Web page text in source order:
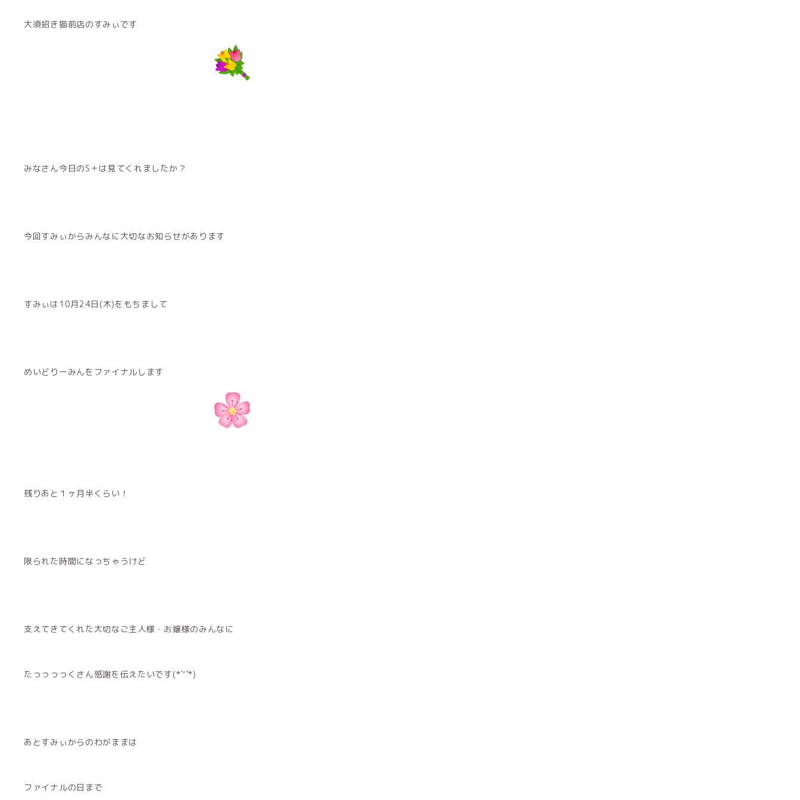
大須招き猫前店のすみぃです
みなさん今日のS＋は見てくれましたか？
今回すみぃからみんなに大切なお知らせがあります
すみぃは10月24日(木)をもちまして
めいどりーみんをファイナルします
残りあと１ヶ月半くらい！
限られた時間になっちゃうけど
支えてきてくれた大切なご主人様・お嬢様のみんなに
たっっっっくさん感謝を伝えたいです(*´˘`*)
あとすみぃからのわがままは
ファイナルの日まで